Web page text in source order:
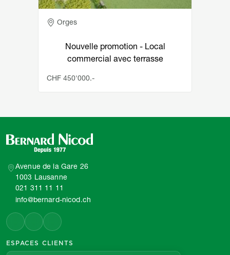
Adresse
Orges
Nouvelle promotion - Local
commercial avec terrasse
CHF 450'000.-
Avenue de la Gare 26
1003 Lausanne
021 311 11 11
info@bernard-nicod.ch
ESPACES CLIENTS